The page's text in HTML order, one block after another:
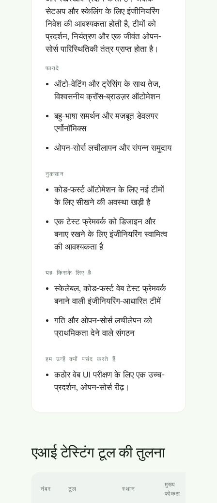
सेटअप और स्केलिंग के लिए इंजीनियरिंग
निवेश की आवश्यकता होती है, टीमों को
प्रदर्शन, नियंत्रण और एक जीवंत ओपन-
सोर्स पारिस्थितिकी तंत्र प्राप्त होता है।
फायदे
ऑटो-वेटिंग और ट्रेसिंग के साथ तेज,
विश्वसनीय क्रॉस-ब्राउज़र ऑटोमेशन
बहु-भाषा समर्थन और मजबूत डेवलपर
एर्गोनॉमिक्स
ओपन-सोर्स लचीलापन और संपन्न समुदाय
नुकसान
कोड-फर्स्ट ऑटोमेशन के लिए नई टीमों
के लिए सीखने की अवस्था खड़ी है
एक टेस्ट फ्रेमवर्क को डिजाइन और
बनाए रखने के लिए इंजीनियरिंग स्वामित्व
की आवश्यकता है
यह किसके लिए है
स्केलेबल, कोड-फर्स्ट वेब टेस्ट फ्रेमवर्क
बनाने वाली इंजीनियरिंग-आधारित टीमें
गति और ओपन-सोर्स लचीलेपन को
प्राथमिकता देने वाले संगठन
हम उन्हें क्यों पसंद करते हैं
कठोर वेब UI परीक्षण के लिए एक उच्च-
प्रदर्शन, ओपन-सोर्स रीढ़।
एआई टेस्टिंग टूल की तुलना
नंबर टूल स्थान
मुख्य
फोकस